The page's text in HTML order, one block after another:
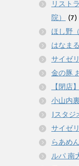
リスト
院）
(7)
ほし野
はなま
サイゼ
金の豚
【閉店
小山内
Jスタジ
サイゼ
らあめ
ルパ 南